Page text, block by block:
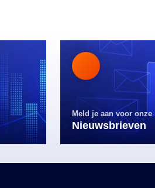
Meld je aan voor onze
Nieuwsbrieven